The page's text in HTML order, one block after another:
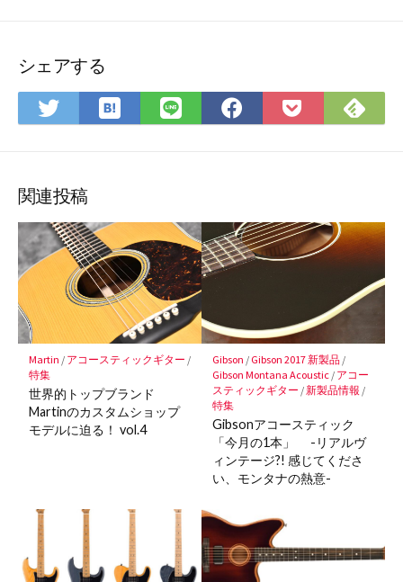
シェアする
Twitter
で
ア
は
て
マ
ー
ク
に
保
存
LINE
で
Facebook
で
Pocket
に
で
関連投稿
Martin / アコースティックギター /
特集
世界的トップブランド
Martinのカスタムショップ
モデルに迫る！ vol.4
Gibson / Gibson 2017 新製品/
Gibson Montana Acoustic/ アコー
スティックギター /新製品情報 /
特集
Gibsonアコースティック
「今月の1本」 -リアルヴ
ィンテージ?! 感じてくださ
い、モンタナの熱意-